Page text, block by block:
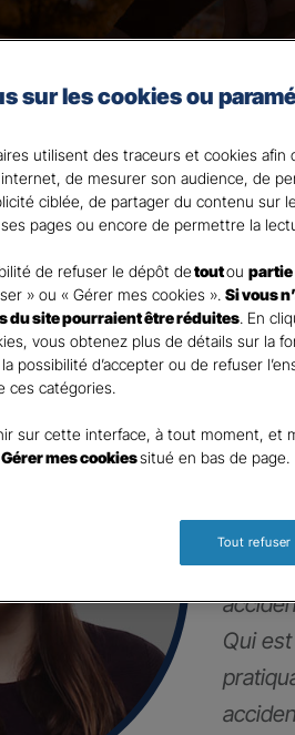
par exemple
de vos autres contrats
votre famille pourriez subir.
des conséquences des
général ?
Dans
Qui est
sur les cookies ou
utilisent des traceurs et cookies afin
de mesurer son audience, de
ciblée, de partager du contenu sur
pages ou encore de permettre la
de refuser le dépôt detoutou partie
» ou « Gérer mes cookies ». Si vous
du site pourraient être réduites. En
vous obtenez plus de détails sur la
possibilité d’accepter ou de refuser
ces catégories.
sur cette interface, à tout moment, et
Gérer mes cookiessitué en bas de page.
Tout refuser